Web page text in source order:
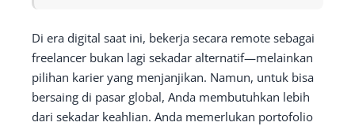
Di era digital saat ini, bekerja secara remote sebagai
freelancer bukan lagi sekadar alternatif—melainkan
pilihan karier yang menjanjikan. Namun, untuk bisa
bersaing di pasar global, Anda membutuhkan lebih
dari sekadar keahlian. Anda memerlukan portofolio